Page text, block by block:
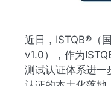
近日，ISTQB®（
v1.0），作为
测试认证体系进一